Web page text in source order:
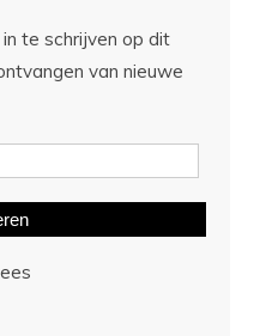
te schrijven op dit
van nieuwe